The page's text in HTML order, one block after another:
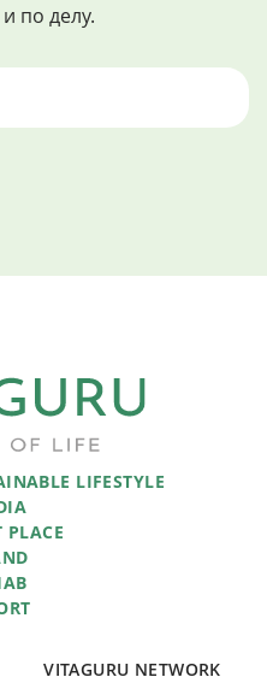
по делу.
LIFESTYLE
PLACE
VITAGURU NETWORK